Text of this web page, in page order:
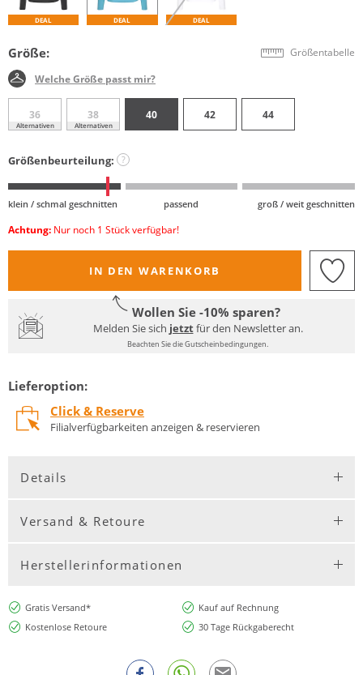
DEAL DEAL DEAL
Größe: Größentabelle
Welche Größe passt mir?
36
Alternativen
38
Alternativen
40 42 44
Größenbeurteilung: ?
klein / schmal geschnitten passend groß / weit geschnitten
Achtung: Nur noch 1 Stück verfügbar!
IN DEN WARENKORB
Wollen Sie -10% sparen?
Melden Sie sich jetztfür den Newsletter an.
Beachten Sie die Gutscheinbedingungen.
Lieferoption:
Click & Reserve
Filialverfügbarkeiten anzeigen & reservieren
Details
Versand & Retoure
Herstellerinformationen
Gratis Versand*
Kauf auf Rechnung
Kostenlose Retoure
30 Tage Rückgaberecht